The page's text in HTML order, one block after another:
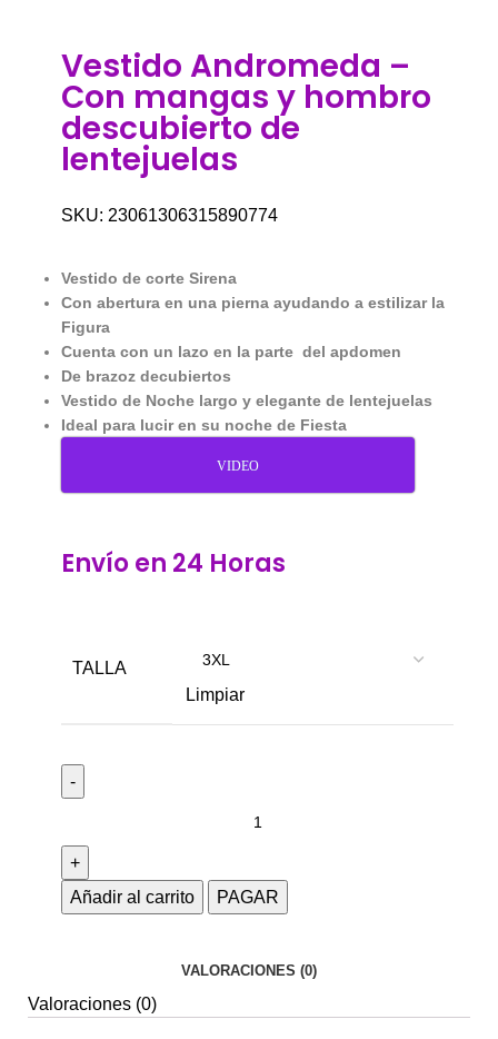
Vestido Andromeda –
Con mangas y hombro
descubierto de
lentejuelas
SKU: 23061306315890774
Vestido de corte Sirena
Con abertura en una pierna ayudando a estilizar la
Figura
Cuenta con un lazo en la parte del apdomen
De brazoz decubiertos
Vestido de Noche largo y elegante de lentejuelas
Ideal para lucir en su noche de Fiesta
VIDEO
Envío en 24 Horas
TALLA
Limpiar
Añadir al carrito PAGAR
VALORACIONES (0)
Valoraciones (0)